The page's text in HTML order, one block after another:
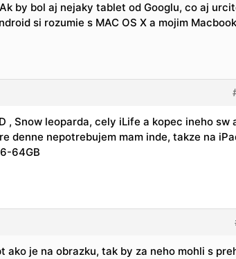
by bol aj nejaky tablet od Googlu, co aj
si rozumie s MAC OS X a mojim
, Snow leoparda, cely iLife a kopec ineho sw
denne nepotrebujem mam inde, takze na
64GB
je na obrazku, tak by za neho mohli s